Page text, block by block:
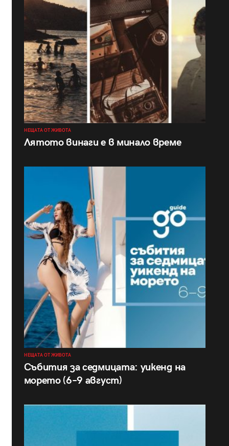
НЕЩАТА ОТ ЖИВОТА
Лятото винаги е в минало време
НЕЩАТА ОТ ЖИВОТА
Събития за седмицата: уикенд на
морето (6–9 август)